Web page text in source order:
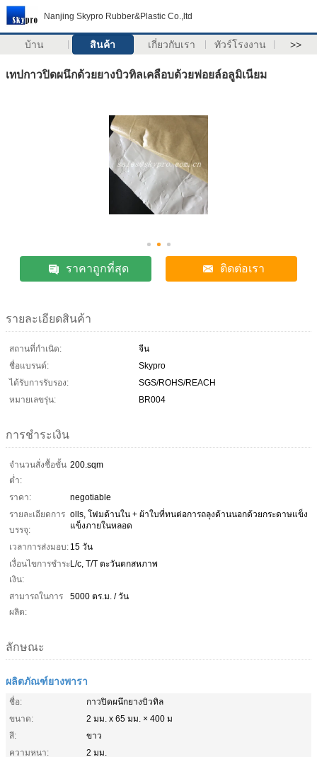
Nanjing Skypro Rubber&Plastic Co.,ltd
บ้าน สินค้า เกี่ยวกับเรา ทัวร์โรงงาน >>
เทปกาวปิดผนึกด้วยยางบิวทิลเคลือบด้วยฟอยล์อลูมิเนียม
ราคาถูกที่สุด ติดต่อเรา
รายละเอียดสินค้า
สถานที่กำเนิด:
จีน
ชื่อแบรนด์:
Skypro
ได้รับการรับรอง:
SGS/ROHS/REACH
หมายเลขรุ่น:
BR004
การชำระเงิน
จำนวนสั่งซื้อขั้น
ต่ำ:
200.sqm
ราคา:
negotiable
รายละเอียดการ
บรรจุ:
olls, โฟมด้านใน + ผ้าใบที่ทนต่อการถลุงด้านนอกด้วยกระดาษแข็ง
แข็งภายในหลอด
เวลาการส่งมอบ: 15 วัน
เงื่อนไขการชำระ
เงิน:
L/c, T/T ตะวันตกสหภาพ
สามารถในการ
ผลิต:
5000 ตร.ม. / วัน
ลักษณะ
ผลิตภัณฑ์ยางพารา
ชื่อ:
กาวปิดผนึกยางบิวทิล
ขนาด:
2 มม. x 65 มม. × 400 ม
สี:
ขาว
ความหนา:
2 มม.